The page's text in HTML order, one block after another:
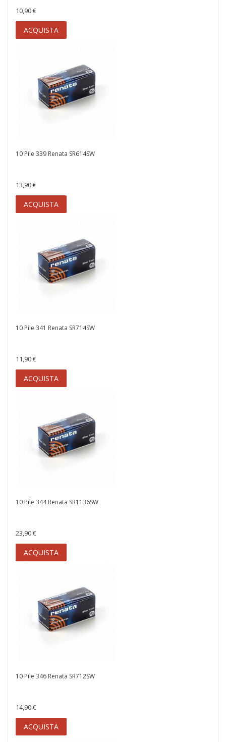
10,90 €
ACQUISTA
10 Pile 339 Renata SR614SW
13,90 €
ACQUISTA
10 Pile 341 Renata SR714SW
11,90 €
ACQUISTA
10 Pile 344 Renata SR1136SW
23,90 €
ACQUISTA
10 Pile 346 Renata SR712SW
14,90 €
ACQUISTA